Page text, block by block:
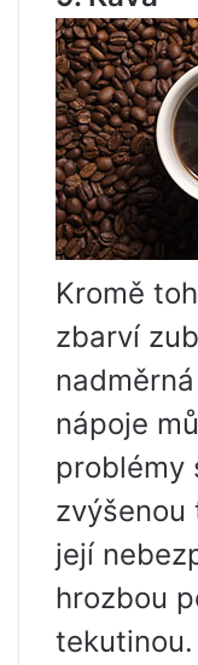
Kromě
zbarví
nápoje
problémy
zvýšenou
její
hrozbou